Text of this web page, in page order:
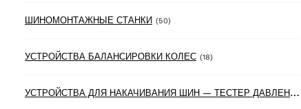
ШИНОМОНТАЖНЫЕ СТАНКИ (50)50 products
УСТРОЙСТВА БАЛАНСИРОВКИ КОЛЕС (18)18 products
У
СТРОЙСТВА ДЛЯ НАКАЧИВАНИЯ ШИН — ТЕСТЕР ДАВЛЕНИЯ В ШИНАХ